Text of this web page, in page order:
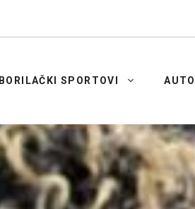
BORILAČKI SPORTOVI AUTO